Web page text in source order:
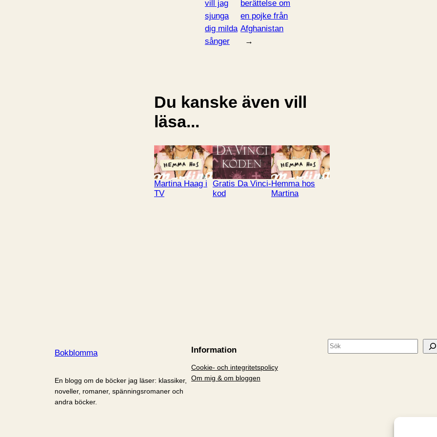
vill jag
sjunga
dig milda
sånger
berättelse om
en pojke från
Afghanistan
→
Du kanske även vill
läsa...
Martina Haag i
TV
Gratis Da Vinci-
kod
Hemma hos
Martina
Bokblomma
En blogg om de böcker jag läser: klassiker,
noveller, romaner, spänningsromaner och
andra böcker.
Information
Cookie- och integritetspolicy
Om mig & om bloggen
S